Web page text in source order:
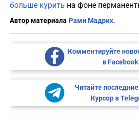
больше курить на фоне
Автор материала Рами Мадрих.
Комментируйте
в Facebook
Читайте
Курсор в